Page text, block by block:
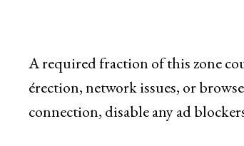
A required fraction of this zone
érection, network issues, or
connection, disable any ad